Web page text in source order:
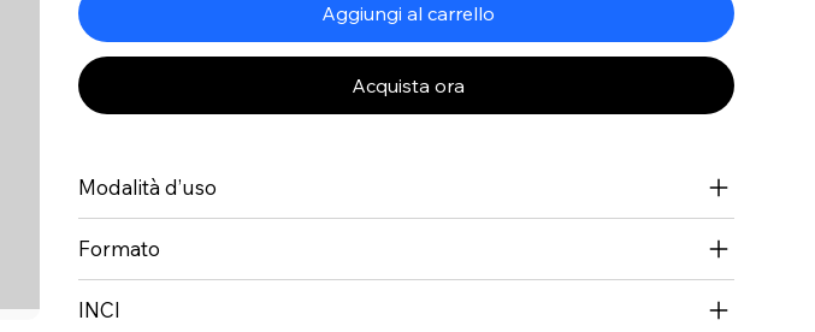
Aggiungi al carrello
Acquista ora
Modalità d’uso
Formato
INCI